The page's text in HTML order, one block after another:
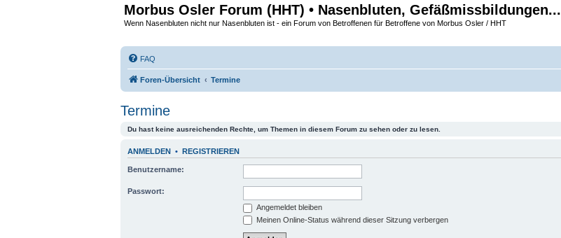
Morbus Osler Forum (HHT) • Nasenbluten, Gefäßmissbildungen...
Wenn Nasenbluten nicht nur Nasenbluten ist - ein Forum von Betroffenen für Betroffene von Morbus Osler / HHT
FAQ
Foren-Übersicht Termine
Termine
Du hast keine ausreichenden Rechte, um Themen in diesem Forum zu sehen oder zu lesen.
ANMELDEN • REGISTRIEREN
Benutzername:
Passwort:
Angemeldet bleiben
Meinen Online-Status während dieser Sitzung verbergen